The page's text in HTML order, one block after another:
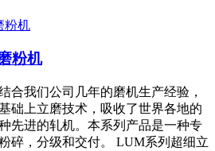
粉机
合我们公司几年的磨机生产经验，
础上立磨技术，吸收了世界各地的
先进的轧机。本系列产品是一种专
碎，分级和交付。 LUM系列超细立